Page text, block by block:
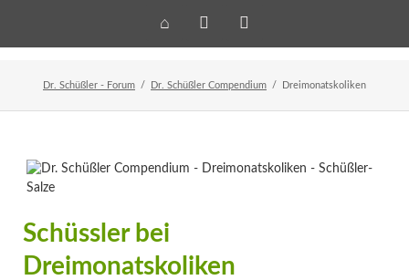
Home Veranstaltungen
Newsletter
Dr. Schüßler - Forum Dr. Schüßler Compendium Dreimonatskoliken
Schüssler bei
Dreimonatskoliken